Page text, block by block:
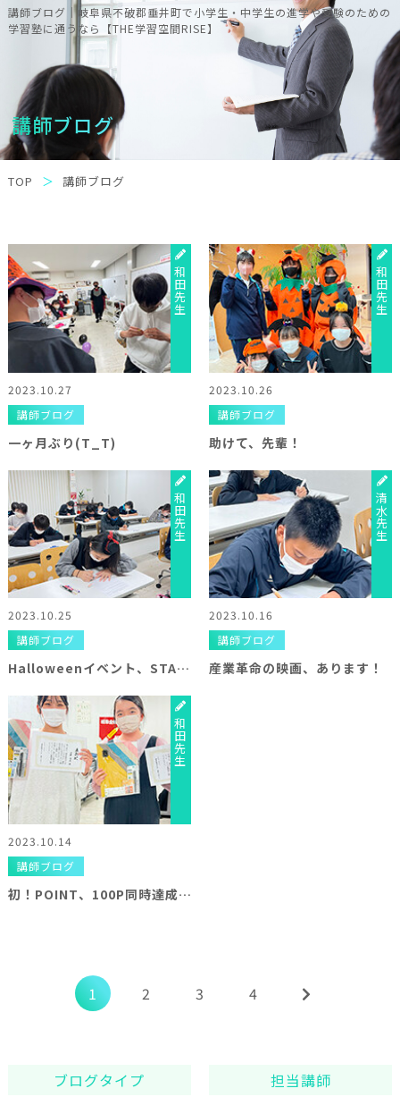
講師ブログ｜岐阜県不破郡垂井町で小学生・中学生の進学や受験のための
学習塾に通うなら【THE学習空間RISE】
講師ブログ
TOP 講師ブログ
和田先生
2023.10.27
講師ブログ
一ヶ月ぶり(T_T)
和田先生
2023.10.26
講師ブログ
助けて、先輩！
和田先生
2023.10.25
講師ブログ
Halloweenイベント、START！
清水先生
2023.10.16
講師ブログ
産業革命の映画、あります！
和田先生
2023.10.14
講師ブログ
初！POINT、100P同時達成ヾ(≧▽≦)ﾉ
1 2 3 4
ブログタイプ 担当講師